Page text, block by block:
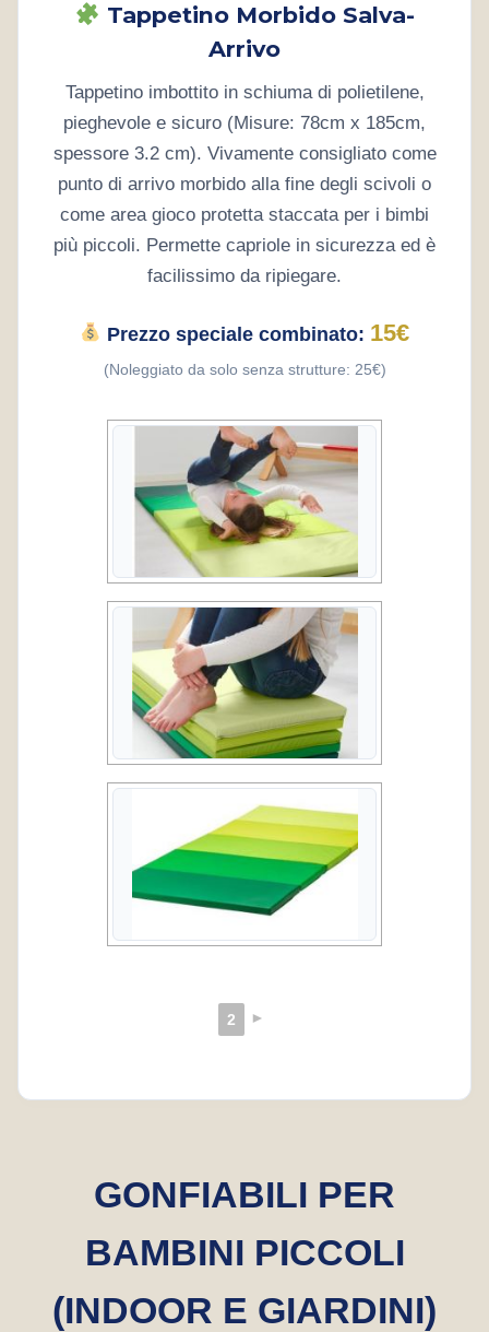
Tappetino Morbido Salva-
Arrivo
Tappetino imbottito in schiuma di polietilene,
pieghevole e sicuro (Misure: 78cm x 185cm,
spessore 3.2 cm). Vivamente consigliato come
punto di arrivo morbido alla fine degli scivoli o
come area gioco protetta staccata per i bimbi
più piccoli. Permette capriole in sicurezza ed è
facilissimo da ripiegare.
Prezzo speciale combinato: 15€
(Noleggiato da solo senza strutture: 25€)
2 ►
GONFIABILI PER
BAMBINI PICCOLI
(INDOOR E GIARDINI)